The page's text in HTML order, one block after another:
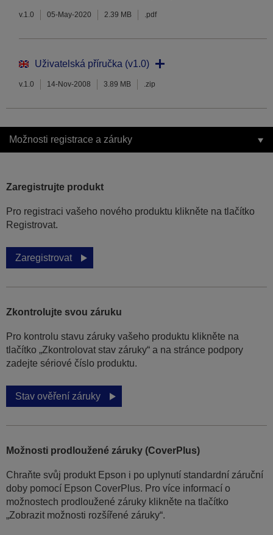
v.1.0 05-May-2020 2.39 MB .pdf
Uživatelská příručka (v1.0)
v.1.0 14-Nov-2008 3.89 MB .zip
Možnosti registrace a záruky
Zaregistrujte produkt
Pro registraci vašeho nového produktu klikněte na tlačítko
Registrovat.
Zaregistrovat
Zkontrolujte svou záruku
Pro kontrolu stavu záruky vašeho produktu klikněte na
tlačítko „Zkontrolovat stav záruky“ a na stránce podpory
zadejte sériové číslo produktu.
Stav ověření záruky
Možnosti prodloužené záruky (CoverPlus)
Chraňte svůj produkt Epson i po uplynutí standardní záruční
doby pomocí Epson CoverPlus. Pro více informací o
možnostech prodloužené záruky klikněte na tlačítko
„Zobrazit možnosti rozšířené záruky“.